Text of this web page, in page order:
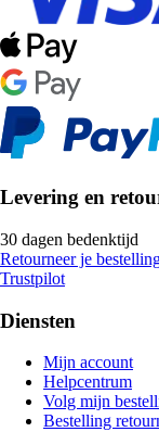
Levering en
30 dagen bedenktijd
Retourneer je
Trustpilot
Diensten
Mijn account
Helpcentrum
Volg mijn
Bestelling